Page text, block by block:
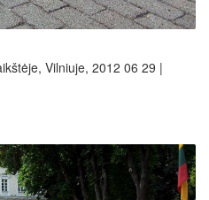
Vilniuje, 2012 06 29 |